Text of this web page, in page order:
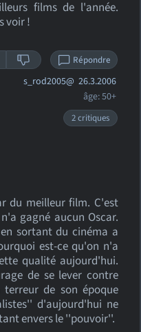
films de l'année.
voir !
Répondre
s_rod2005@ 26.3.2006
âge: 50+
2 critiques
du meilleur film. C'est
gagné aucun Oscar.
sortant du cinéma a
est-ce qu'on n'a
qualité aujourd'hui.
de se lever contre
de son époque
d'aujourd'hui ne
envers le ''pouvoir''.